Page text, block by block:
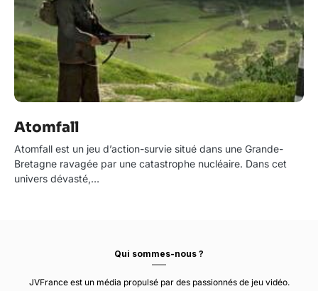
Atomfall
Atomfall est un jeu d’action-survie situé dans une Grande-
Bretagne ravagée par une catastrophe nucléaire. Dans cet
univers dévasté,…
Qui sommes-nous ?
JVFrance est un média propulsé par des passionnés de jeu vidéo.